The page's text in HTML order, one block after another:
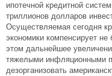
ипотечной кредитной
триллионов долларов
Осуществляемая сегодня
экономики компенсирует
этом дальнейшее
тяжелыми инфляционными
дезорганизовать